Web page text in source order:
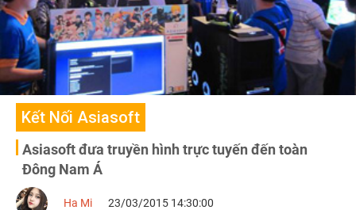
Kết Nối Asiasoft
Asiasoft đưa truyền hình trực tuyến đến toàn
Đông Nam Á
Ha Mi 23/03/2015 14:30:00